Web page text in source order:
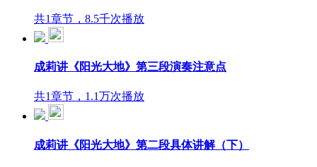
共1章节，8.5千次播放
成莉讲《阳光大地》第三段演奏注意点
共1章节，1.1万次播放
成莉讲《阳光大地》第二段具体讲解（下）